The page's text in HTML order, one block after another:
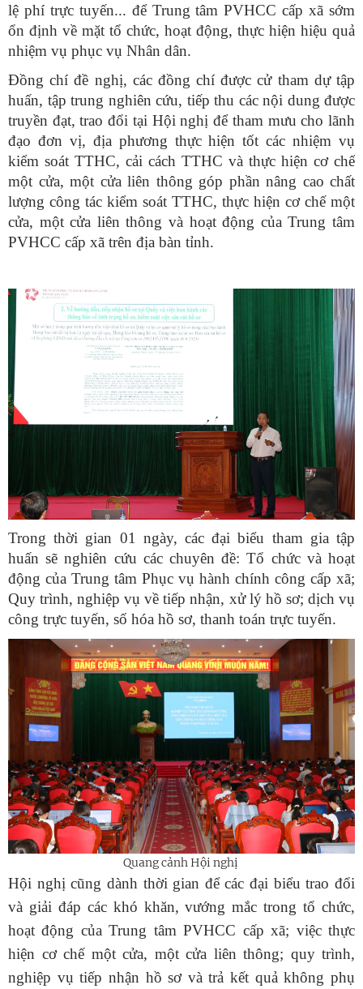
lệ phí trực tuyến... để Trung tâm PVHCC cấp xã sớm
ổn định về mặt tổ chức, hoạt động, thực hiện hiệu quả
nhiệm vụ phục vụ Nhân dân.
Đồng chí đề nghị, các đồng chí được cử tham dự tập
huấn, tập trung nghiên cứu, tiếp thu các nội dung được
truyền đạt, trao đổi tại Hội nghị để tham mưu cho lãnh
đạo đơn vị, địa phương thực hiện tốt các nhiệm vụ
kiểm soát TTHC, cải cách TTHC và thực hiện cơ chế
một cửa, một cửa liên thông góp phần nâng cao chất
lượng công tác kiểm soát TTHC, thực hiện cơ chế một
cửa, một cửa liên thông và hoạt động của Trung tâm
PVHCC cấp xã trên địa bàn tỉnh.
Trong thời gian 01 ngày, các đại biểu tham gia tập
huấn sẽ nghiên cứu các chuyên đề: Tổ chức và hoạt
động của Trung tâm Phục vụ hành chính công cấp xã;
Quy trình, nghiệp vụ về tiếp nhận, xử lý hồ sơ; dịch vụ
công trực tuyến, số hóa hồ sơ, thanh toán trực tuyến.
Quang cảnh Hội nghị
Hội nghị cũng dành thời gian để các đại biểu trao đổi
và giải đáp các khó khăn, vướng mắc trong tổ chức,
hoạt động của Trung tâm PVHCC cấp xã; việc thực
hiện cơ chế một cửa, một cửa liên thông; quy trình,
nghiệp vụ tiếp nhận hồ sơ và trả kết quả không phụ